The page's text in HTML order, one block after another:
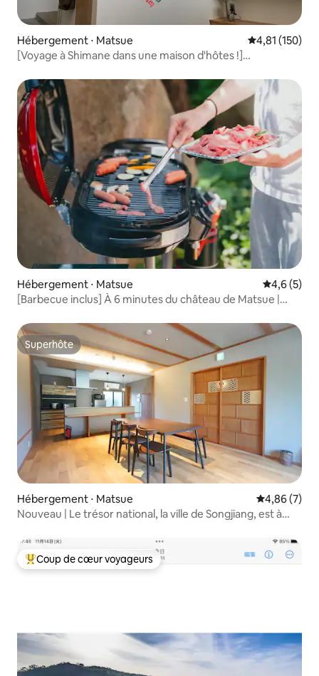
Hébergement ⋅ Matsue Évaluation
4,81 (150)
[Voyage à Shimane dans une maison d'hôtes !]
jour
Hébergement ⋅ Matsue Évaluation
4,6 (5)
[Barbecue inclus] À 6 minutes du château de Matsue |
Superhôte
Superhôte
Hébergement ⋅ Matsue Évaluation
4,86 (7)
Nouveau | Le trésor national, la ville de Songjiang, est à
personnel | Wi-Fi gratuit | 6 personnes
Coups de cœur voyageurs les plus appréciés
Coup de cœur voyageurs